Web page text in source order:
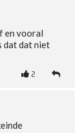
en vooral
dat dat niet
2